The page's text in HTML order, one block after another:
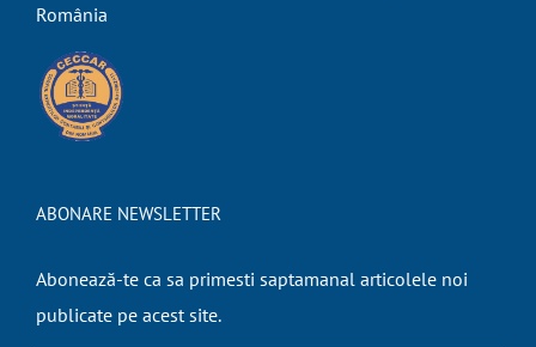
România
ABONARE NEWSLETTER
Abonează-te ca sa primesti saptamanal articolele noi
publicate pe acest site.